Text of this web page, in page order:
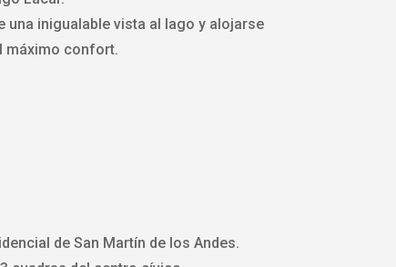
una inigualable vista al lago y alojarse
máximo confort.
de San Martín de los Andes.